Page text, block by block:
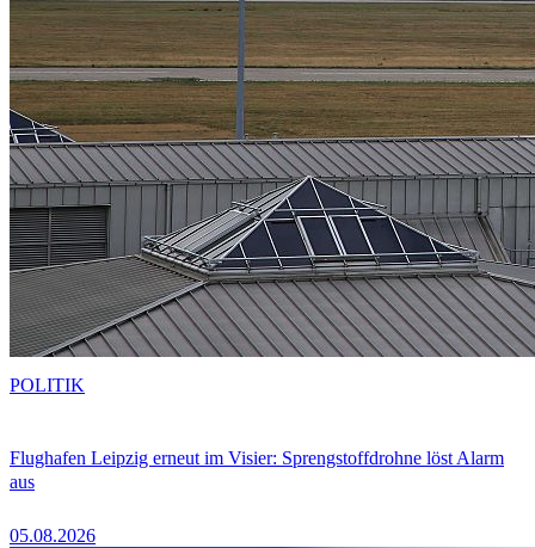
Flughafen Leipzig erneut im Visier: Sprengstoffdrohne löst Alarm
aus
05.08.2026
POLITIK